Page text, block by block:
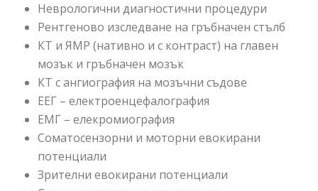
Неврологични диагностични процедури
Рентгеново изследване на гръбначен стълб
КТ и ЯМР (нативно и с контраст) на главен
мозък и гръбначен мозък
КТ с ангиография на мозъчни съдове
ЕЕГ – електроенцефалография
ЕМГ – елекромиография
Соматосензорни и моторни евокирани
потенциали
Зрителни евокирани потенциали